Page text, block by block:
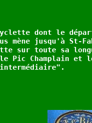
dont le
mène jusqu'à St-
sur toute sa
Pic Champlain et